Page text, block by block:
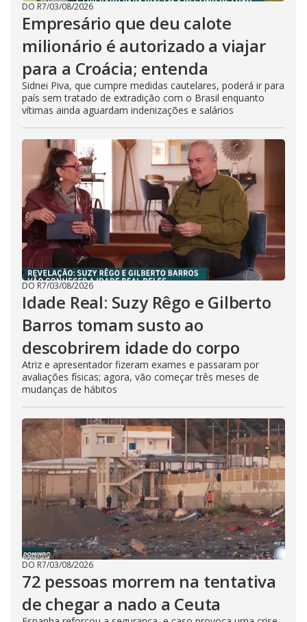
DO R7/03/08/2026
Empresário que deu calote
milionário é autorizado a viajar
para a Croácia; entenda
Sidnei Piva, que cumpre medidas cautelares, poderá ir para
país sem tratado de extradição com o Brasil enquanto
vítimas ainda aguardam indenizações e salários
DO R7/03/08/2026
Idade Real: Suzy Rêgo e Gilberto
Barros tomam susto ao
descobrirem idade do corpo
Atriz e apresentador fizeram exames e passaram por
avaliações físicas; agora, vão começar três meses de
mudanças de hábitos
DO R7/03/08/2026
72 pessoas morrem na tentativa
de chegar a nado a Ceuta